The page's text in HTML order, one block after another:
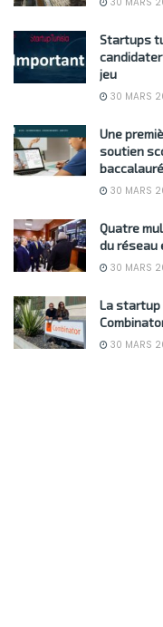
Startups
candidater
jeu
30 MARS
Une
soutien
30 MARS
Quatre
du réseau
30 MARS
La startup
30 MARS